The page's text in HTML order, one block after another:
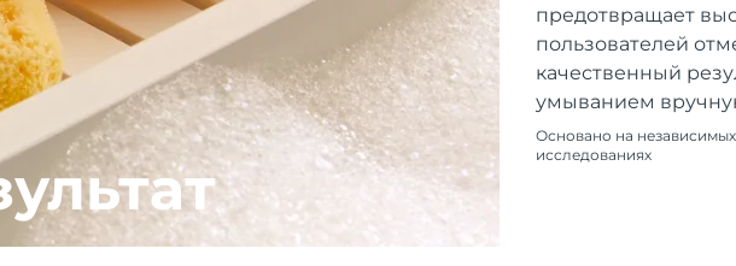
предотвращает
пользователей
качественный
умыванием
Основано на
исследованиях